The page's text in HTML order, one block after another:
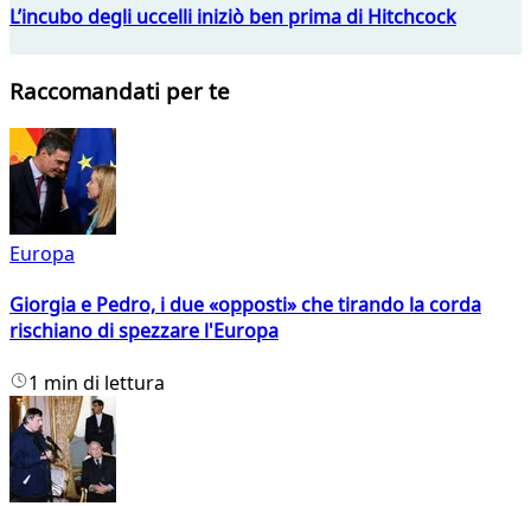
L’incubo degli uccelli iniziò ben prima di Hitchcock
Raccomandati per te
Europa
Giorgia e Pedro, i due «opposti» che tirando la corda
rischiano di spezzare l'Europa
1 min di lettura